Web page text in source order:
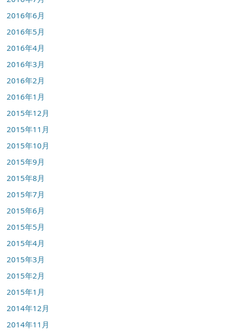
2016年6月
2016年5月
2016年4月
2016年3月
2016年2月
2016年1月
2015年12月
2015年11月
2015年10月
2015年9月
2015年8月
2015年7月
2015年6月
2015年5月
2015年4月
2015年3月
2015年2月
2015年1月
2014年12月
2014年11月